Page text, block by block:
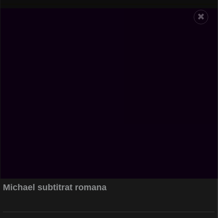
Michael subtitrat romana